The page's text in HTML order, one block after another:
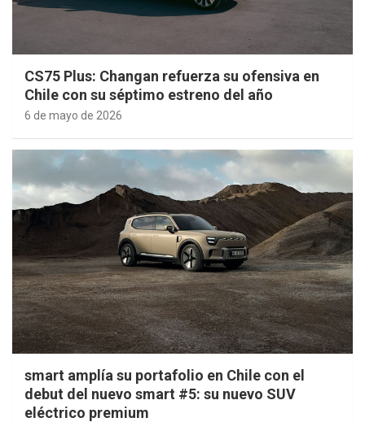
CS75 Plus: Changan refuerza su ofensiva en
Chile con su séptimo estreno del año
6 de mayo de 2026
smart amplía su portafolio en Chile con el
debut del nuevo smart #5: su nuevo SUV
eléctrico premium